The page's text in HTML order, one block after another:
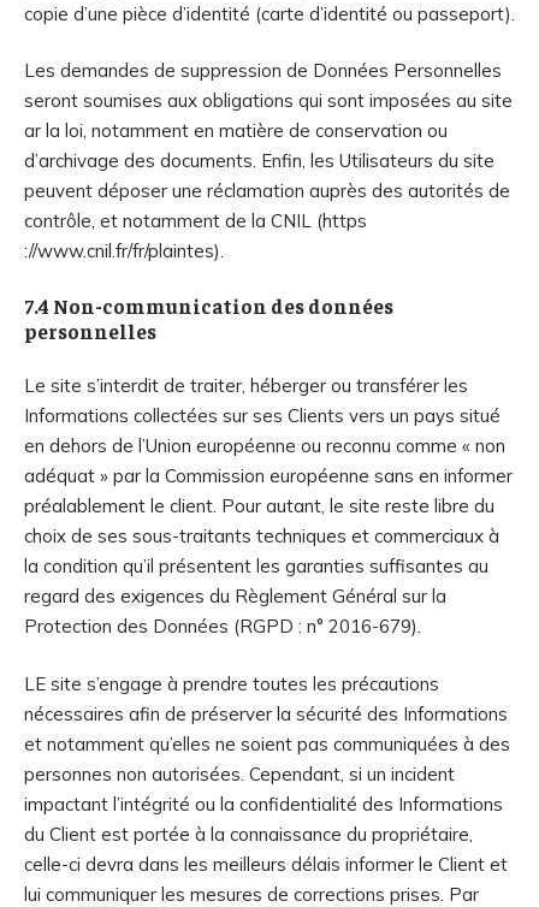
copie d’une pièce d’identité (carte d’identité ou passeport).
Les demandes de suppression de Données Personnelles
seront soumises aux obligations qui sont imposées au site
ar la loi, notamment en matière de conservation ou
d’archivage des documents. Enfin, les Utilisateurs du site
peuvent déposer une réclamation auprès des autorités de
contrôle, et notamment de la CNIL (https
://www.cnil.fr/fr/plaintes).
7.4 Non-communication des données
personnelles
Le site s’interdit de traiter, héberger ou transférer les
Informations collectées sur ses Clients vers un pays situé
en dehors de l’Union européenne ou reconnu comme « non
adéquat » par la Commission européenne sans en informer
préalablement le client. Pour autant, le site reste libre du
choix de ses sous-traitants techniques et commerciaux à
la condition qu’il présentent les garanties suffisantes au
regard des exigences du Règlement Général sur la
Protection des Données (RGPD : n° 2016-679).
LE site s’engage à prendre toutes les précautions
nécessaires afin de préserver la sécurité des Informations
et notamment qu’elles ne soient pas communiquées à des
personnes non autorisées. Cependant, si un incident
impactant l’intégrité ou la confidentialité des Informations
du Client est portée à la connaissance du propriétaire,
celle-ci devra dans les meilleurs délais informer le Client et
lui communiquer les mesures de corrections prises. Par